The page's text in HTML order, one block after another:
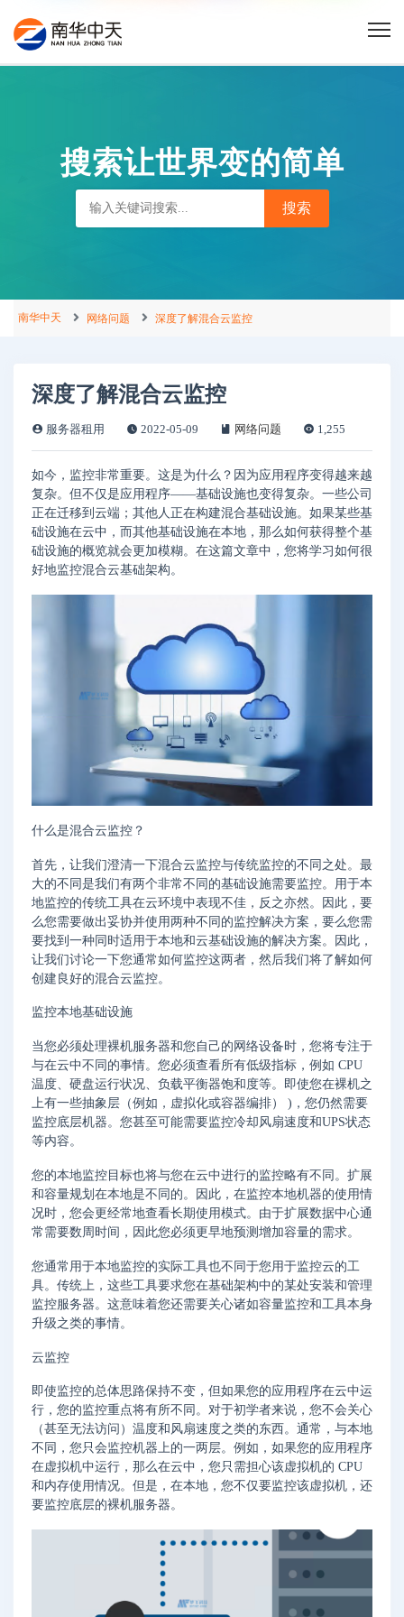
搜索让世界变的简单
南华中天 网络问题 深度了解混合云监控
深度了解混合云监控
服务器租用 2022-05-09 网络问题 1,255
如今，监控非常重要。这是为什么？因为应用程序变得越来越
复杂。但不仅是应用程序——基础设施也变得复杂。一些公司
正在迁移到云端；其他人正在构建混合基础设施。如果某些基
础设施在云中，而其他基础设施在本地，那么如何获得整个基
础设施的概览就会更加模糊。在这篇文章中，您将学习如何很
好地监控混合云基础架构。
什么是混合云监控？
首先，让我们澄清一下混合云监控与传统监控的不同之处。最
大的不同是我们有两个非常不同的基础设施需要监控。用于本
地监控的传统工具在云环境中表现不佳，反之亦然。因此，要
么您需要做出妥协并使用两种不同的监控解决方案，要么您需
要找到一种同时适用于本地和云基础设施的解决方案。因此，
让我们讨论一下您通常如何监控这两者，然后我们将了解如何
创建良好的混合云监控。
监控本地基础设施
当您必须处理裸机服务器和您自己的网络设备时，您将专注于
与在云中不同的事情。您必须查看所有低级指标，例如 CPU
温度、硬盘运行状况、负载平衡器饱和度等。即使您在裸机之
上有一些抽象层（例如，虚拟化或容器编排） )，您仍然需要
监控底层机器。您甚至可能需要监控冷却风扇速度和UPS状态
等内容。
您的本地监控目标也将与您在云中进行的监控略有不同。扩展
和容量规划在本地是不同的。因此，在监控本地机器的使用情
况时，您会更经常地查看长期使用模式。由于扩展数据中心通
常需要数周时间，因此您必须更早地预测增加容量的需求。
您通常用于本地监控的实际工具也不同于您用于监控云的工
具。传统上，这些工具要求您在基础架构中的某处安装和管理
监控服务器。这意味着您还需要关心诸如容量监控和工具本身
升级之类的事情。
云监控
即使监控的总体思路保持不变，但如果您的应用程序在云中运
行，您的监控重点将有所不同。对于初学者来说，您不会关心
（甚至无法访问）温度和风扇速度之类的东西。通常，与本地
不同，您只会监控机器上的一两层。例如，如果您的应用程序
在虚拟机中运行，那么在云中，您只需担心该虚拟机的 CPU
和内存使用情况。但是，在本地，您不仅要监控该虚拟机，还
要监控底层的裸机服务器。